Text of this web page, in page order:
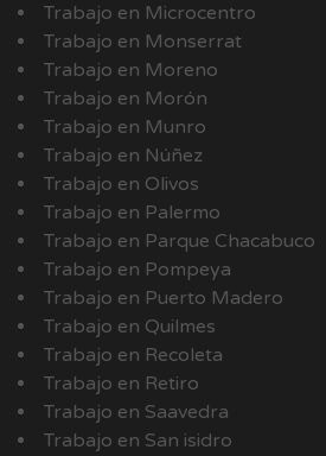
Trabajo en Microcentro
Trabajo en Monserrat
Trabajo en Moreno
Trabajo en Morón
Trabajo en Munro
Trabajo en Núñez
Trabajo en Olivos
Trabajo en Palermo
Trabajo en Parque Chacabuco
Trabajo en Pompeya
Trabajo en Puerto Madero
Trabajo en Quilmes
Trabajo en Recoleta
Trabajo en Retiro
Trabajo en Saavedra
Trabajo en San isidro